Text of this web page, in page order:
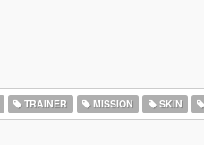
TRAINER MISSION SKIN